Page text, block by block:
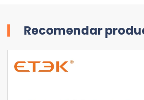
Recomendar